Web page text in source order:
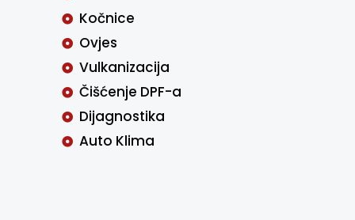
Kočnice
Ovjes
Vulkanizacija
Čišćenje DPF-a
Dijagnostika
Auto Klima